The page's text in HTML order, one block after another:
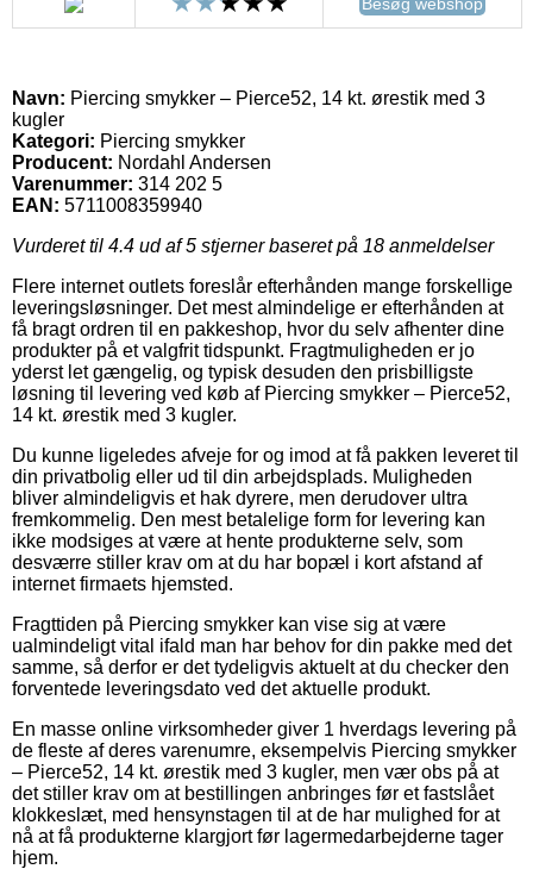
Navn: Piercing smykker – Pierce52, 14 kt. ørestik med 3
kugler
Kategori: Piercing smykker
Producent: Nordahl Andersen
Varenummer: 314 202 5
EAN: 5711008359940
Vurderet til 4.4 ud af 5 stjerner baseret på 18 anmeldelser
Flere internet outlets foreslår efterhånden mange forskellige
leveringsløsninger. Det mest almindelige er efterhånden at
få bragt ordren til en pakkeshop, hvor du selv afhenter dine
produkter på et valgfrit tidspunkt. Fragtmuligheden er jo
yderst let gængelig, og typisk desuden den prisbilligste
løsning til levering ved køb af Piercing smykker – Pierce52,
14 kt. ørestik med 3 kugler.
Du kunne ligeledes afveje for og imod at få pakken leveret til
din privatbolig eller ud til din arbejdsplads. Muligheden
bliver almindeligvis et hak dyrere, men derudover ultra
fremkommelig. Den mest betalelige form for levering kan
ikke modsiges at være at hente produkterne selv, som
desværre stiller krav om at du har bopæl i kort afstand af
internet firmaets hjemsted.
Fragttiden på Piercing smykker kan vise sig at være
ualmindeligt vital ifald man har behov for din pakke med det
samme, så derfor er det tydeligvis aktuelt at du checker den
forventede leveringsdato ved det aktuelle produkt.
En masse online virksomheder giver 1 hverdags levering på
de fleste af deres varenumre, eksempelvis Piercing smykker
– Pierce52, 14 kt. ørestik med 3 kugler, men vær obs på at
det stiller krav om at bestillingen anbringes før et fastslået
klokkeslæt, med hensynstagen til at de har mulighed for at
nå at få produkterne klargjort før lagermedarbejderne tager
hjem.